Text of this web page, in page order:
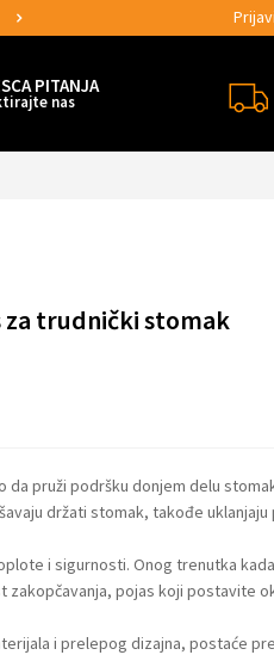
MOGUĆNOST
PITANJA
nas
za trudnički stomak
da pruži podršku donjem delu
držati stomak, takođe
i sigurnosti. Onog trenutka
zakopčavanja, pojas koji postavite
i prelepog dizajna, postaće